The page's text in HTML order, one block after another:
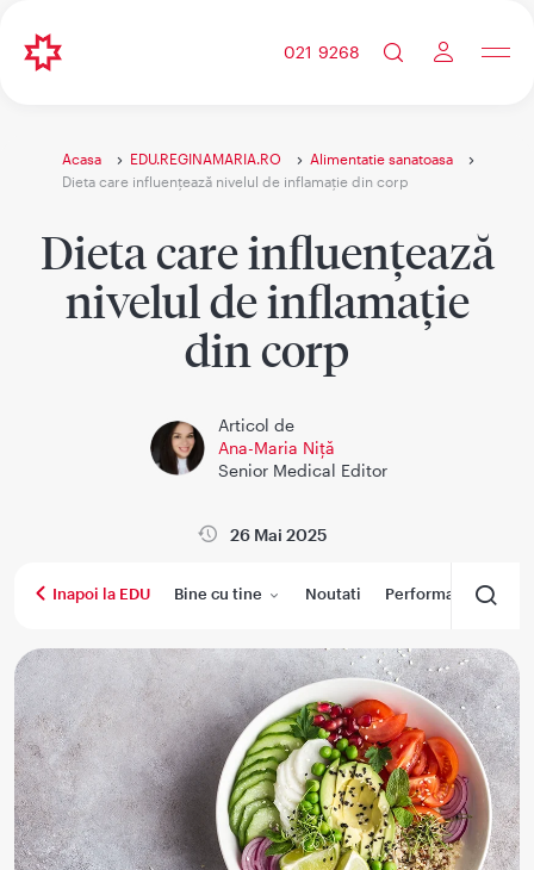
021 9268
Acasa EDU.REGINAMARIA.RO
Alimentatie sanatoasa
Dieta care influențează nivelul de inflamație din corp
Dieta care influențează
nivelul de inflamație
din corp
Articol de
Ana-Maria Niță
Senior Medical Editor
26 Mai 2025
Inapoi la EDU Bine cu tine Noutati Performanta